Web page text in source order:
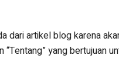
dari artikel blog karena
“Tentang” yang